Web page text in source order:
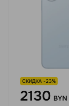
СКИДКА -23%
2130 BYN